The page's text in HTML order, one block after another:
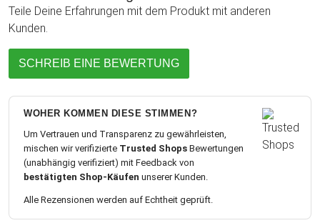
Teile Deine Erfahrungen mit dem Produkt mit anderen
Kunden.
SCHREIB EINE BEWERTUNG
WOHER KOMMEN DIESE STIMMEN?
Um Vertrauen und Transparenz zu gewährleisten,
mischen wir verifizierte Trusted Shops Bewertungen
(unabhängig verifiziert) mit Feedback von
bestätigten Shop-Käufen unserer Kunden.
Alle Rezensionen werden auf Echtheit geprüft.